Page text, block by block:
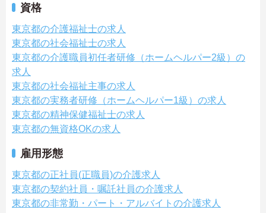
資格
東京都の介護福祉士の求人
東京都の社会福祉士の求人
東京都の介護職員初任者研修（ホームヘルパー2級）の
求人
東京都の社会福祉主事の求人
東京都の実務者研修（ホームヘルパー1級）の求人
東京都の精神保健福祉士の求人
東京都の無資格OKの求人
雇用形態
東京都の正社員(正職員)の介護求人
東京都の契約社員・嘱託社員の介護求人
東京都の非常勤・パート・アルバイトの介護求人